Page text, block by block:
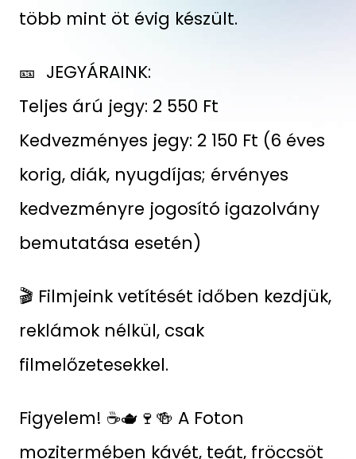
több mint öt évig készült.
🎫 JEGYÁRAINK:
Teljes árú jegy: 2 550 Ft
Kedvezményes jegy: 2 150 Ft (6 éves
korig, diák, nyugdíjas; érvényes
kedvezményre jogosító igazolvány
bemutatása esetén)
🎬 Filmjeink vetítését időben kezdjük,
reklámok nélkül, csak
filmelőzetesekkel.
Figyelem! ☕🫖🍷🍻 A Foton
mozitermében kávét, teát, fröccsöt